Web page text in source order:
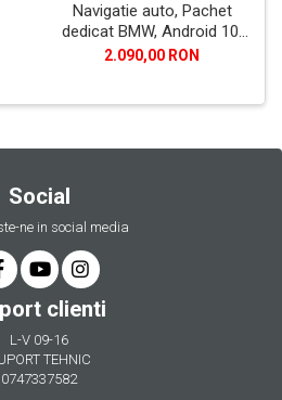
Navigatie auto, Pachet
dedicat BMW, Android 10,
GPS, WIFI,DAB+, 2GB RAM,
2.090,00 RON
Social
ne in social media
clienti
L-V 09-16
TEHNIC
0747337582